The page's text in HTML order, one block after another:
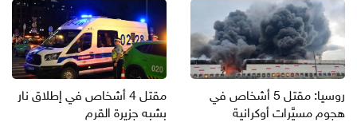
روسيا: مقتل 5 أشخاص في
هجوم مسيَّرات أوكرانية
مقتل 4 أشخاص في إطلاق نار
بشبه جزيرة القرم